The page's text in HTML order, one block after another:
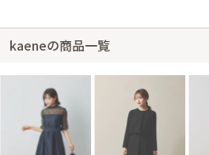
kaeneの商品一覧